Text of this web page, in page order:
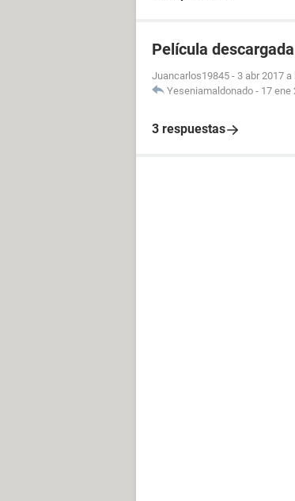
Película
Juancarlos19845 - 3 abr 2017
Yeseniamaldonado - 17 ene
3 respuestas